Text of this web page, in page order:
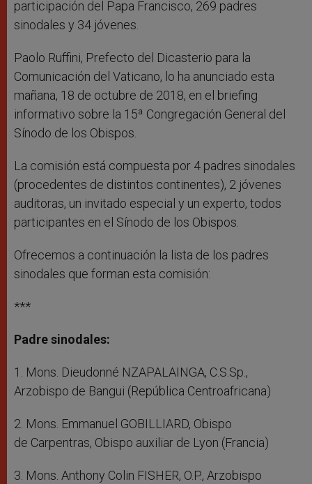
participación del Papa Francisco, 269 padres
sinodales y 34 jóvenes.
Paolo Ruffini, Prefecto del Dicasterio para la
Comunicación del Vaticano, lo ha anunciado esta
mañana, 18 de octubre de 2018, en el briefing
informativo sobre la 15ª Congregación General del
Sínodo de los Obispos.
La comisión está compuesta por 4 padres sinodales
(procedentes de distintos continentes), 2 jóvenes
auditoras, un invitado especial y un experto, todos
participantes en el Sínodo de los Obispos.
Ofrecemos a continuación la lista de los padres
sinodales que forman esta comisión:
***
Padre sinodales:
1. Mons. Dieudonné NZAPALAINGA, C.S.Sp.,
Arzobispo de Bangui (República Centroafricana)
2. Mons. Emmanuel GOBILLIARD, Obispo
de Carpentras, Obispo auxiliar de Lyon (Francia)
3. Mons. Anthony Colin FISHER, O.P., Arzobispo